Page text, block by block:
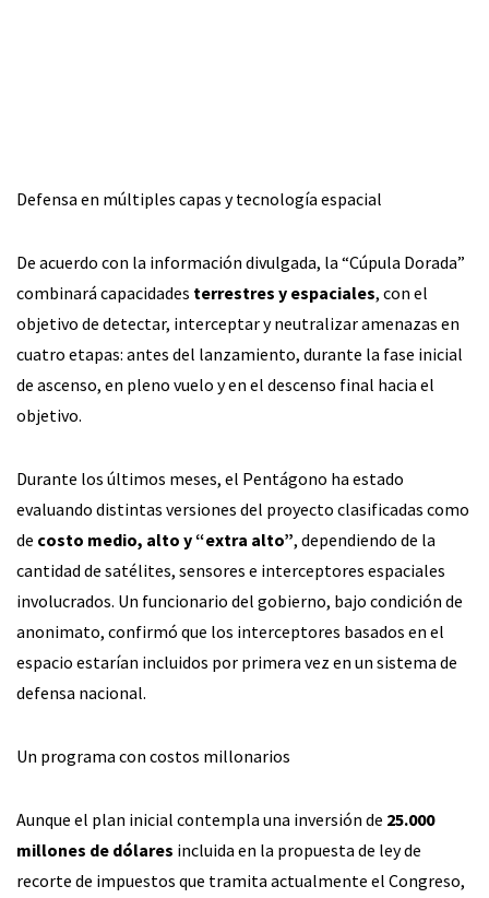
Defensa en múltiples capas y tecnología espacial
De acuerdo con la información divulgada, la “Cúpula Dorada”
combinará capacidades terrestres y espaciales, con el
objetivo de detectar, interceptar y neutralizar amenazas en
cuatro etapas: antes del lanzamiento, durante la fase inicial
de ascenso, en pleno vuelo y en el descenso final hacia el
objetivo.
Durante los últimos meses, el Pentágono ha estado
evaluando distintas versiones del proyecto clasificadas como
de costo medio, alto y “extra alto”, dependiendo de la
cantidad de satélites, sensores e interceptores espaciales
involucrados. Un funcionario del gobierno, bajo condición de
anonimato, confirmó que los interceptores basados en el
espacio estarían incluidos por primera vez en un sistema de
defensa nacional.
Un programa con costos millonarios
Aunque el plan inicial contempla una inversión de 25.000
millones de dólares incluida en la propuesta de ley de
recorte de impuestos que tramita actualmente el Congreso,